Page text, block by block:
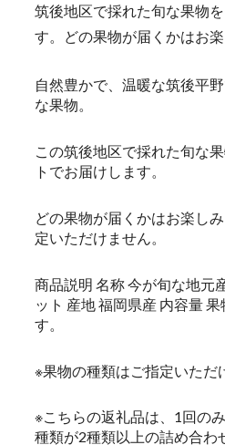
筑後地区で採れた旬な果物
す。どの果物が届くかはお楽
自然豊かで、温暖な筑後平
な果物。
この筑後地区で採れた旬な
トでお届けします。
どの果物が届くかはお楽し
定いただけません。
商品説明 名称 今が旬な地元
ット 産地 福岡県産 内容量
す。
※果物の種類はご指定いただ
※こちらの返礼品は、1回の
種類が2種類以上の詰め合わ